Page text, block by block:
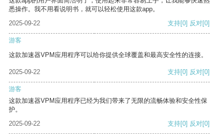
悉操作。我不用看说明书，就可以轻松使用这款app。
2025-09-22
支持[0] 反对[0]
游客
这款加速器VPM应用程序可以给你提供全球覆盖和最高安全性的连接。
2025-09-22 支持[0] 反对[0]
游客
这款加速器VPM应用程序已经为我们带来了无限的流畅体验和安全性保
护。
2025-09-22
支持[0] 反对[0]